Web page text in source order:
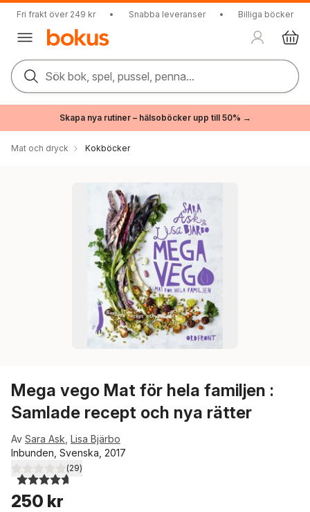
Fri frakt över 249 kr • Snabba leveranser • Billiga böcker
Sök bok, spel, pussel, penna...
Skapa nya rutiner – hälsoböcker upp till 50% →
Mat och dryck Kokböcker
Mega vego Mat för hela familjen :
Samlade recept och nya rätter
Av Sara Ask Lisa Bjärbo
Inbunden, Svenska, 2017
4,7utav 5 stjärnor. Totalt antal röster:
(29)
250 kr